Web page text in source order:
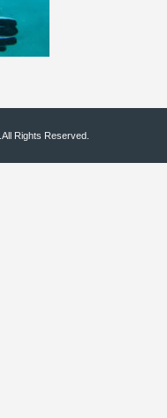
.All Rights Reserved.